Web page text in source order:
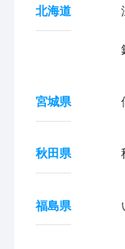
北海道
宮城県
秋田県
福島県